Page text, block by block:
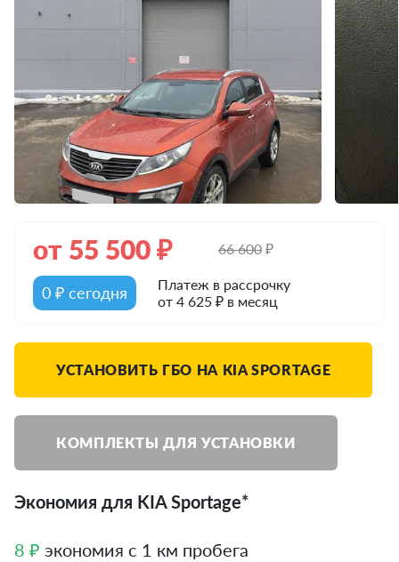
от 55 500₽ 66 600₽
0 ₽ сегодня
Платеж в рассрочку
от 4 625 ₽ в месяц
УСТАНОВИТЬ ГБО НА KIA SPORTAGE
КОМПЛЕКТЫ ДЛЯ УСТАНОВКИ
Экономия для KIA Sportage*
8 ₽ экономия с 1 км пробега